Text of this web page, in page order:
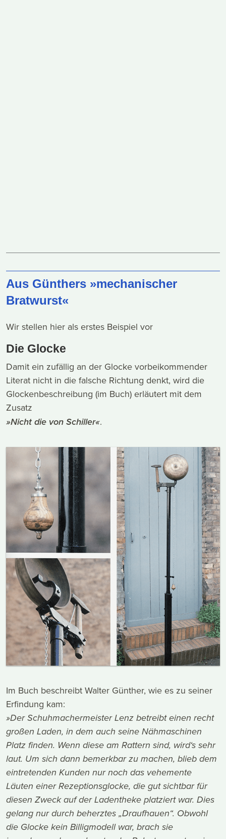
Aus Günthers »mechanischer
Bratwurst«
Wir stellen hier als erstes Beispiel vor
Die Glocke
Damit ein zufällig an der Glocke vorbeikommender
Literat nicht in die falsche Richtung denkt, wird die
Glockenbeschreibung (im Buch) erläutert mit dem
Zusatz
»Nicht die von Schiller«.
Im Buch beschreibt Walter Günther, wie es zu seiner
Erfindung kam:
»Der Schuhmachermeister Lenz betreibt einen recht
großen Laden, in dem auch seine Nähmaschinen
Platz finden. Wenn diese am Rattern sind, wird‘s sehr
laut. Um sich dann bemerkbar zu machen, blieb dem
eintretenden Kunden nur noch das vehemente
Läuten einer Rezeptionsglocke, die gut sichtbar für
diesen Zweck auf der Ladentheke platziert war. Dies
gelang nur durch beherztes „Draufhauen“. Obwohl
die Glocke kein Billigmodell war, brach sie